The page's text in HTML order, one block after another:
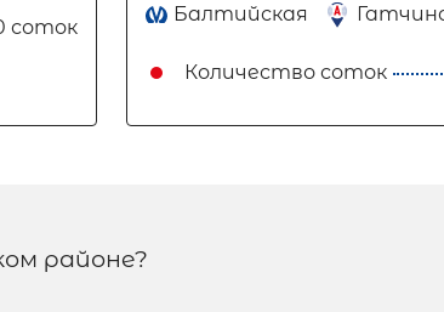
соток
Балтийская
Количество соток
районе?